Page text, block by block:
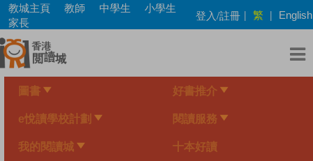
Skip
main
content
教城主頁 教師 中學生
小學生
家長
登入/註冊 | 繁 | English
圖書 好書推介
e悅讀學校計劃 閱讀服務
我的閱讀城 十本好讀